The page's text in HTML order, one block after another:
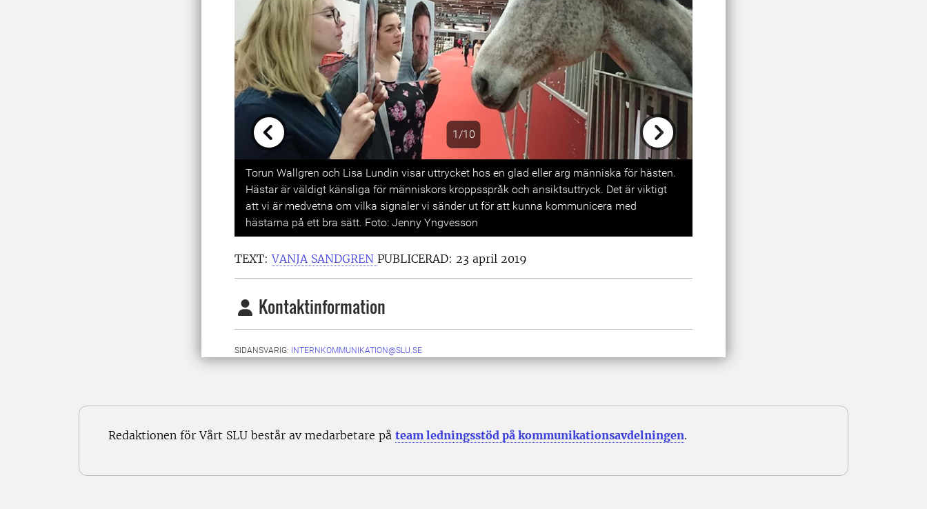
1/10
Previous
Torun Wallgren och Lisa Lundin visar uttrycket hos en glad eller arg människa för hästen.
Hästar är väldigt känsliga för människors kroppsspråk och ansiktsuttryck. Det är viktigt
att vi är medvetna om vilka signaler vi sänder ut för att kunna kommunicera med
hästarna på ett bra sätt. Foto: Jenny Yngvesson
TEXT: VANJA SANDGREN PUBLICERAD: 23 april 2019
Kontaktinformation
SIDANSVARIG: INTERNKOMMUNIKATION@SLU.SE
Redaktionen för Vårt SLU består av medarbetare på team ledningsstöd på kommunikationsavdelningen.